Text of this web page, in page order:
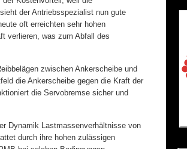
der Antriebsspezialist nun gute
oft erreichten sehr hohen
verlieren, was zum Abfall des
zwischen Ankerscheibe und
die Ankerscheibe gegen die Kraft der
die Servobremse sicher und
Dynamik Lastmassenverhältnisse von
durch ihre hohen zulässigen